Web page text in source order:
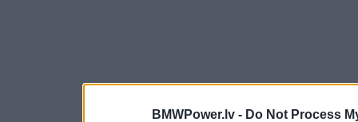
BMWPower.lv - Do Not Process